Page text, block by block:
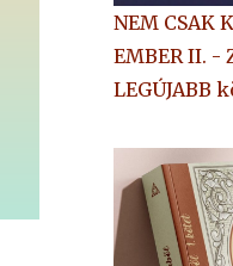
NEM CSAK
EMBER II. -
LEGÚJABB